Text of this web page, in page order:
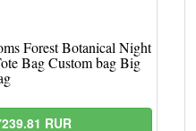
Forest Botanical Night
Bag Custom bag Big
RUR